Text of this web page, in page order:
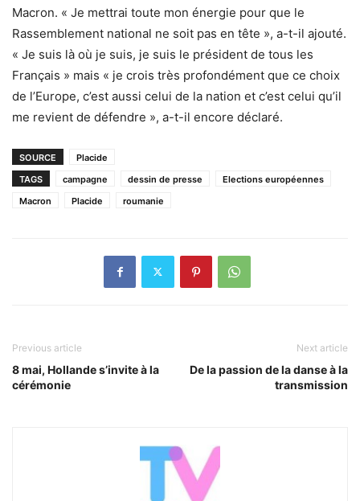
Macron. « Je mettrai toute mon énergie pour que le
Rassemblement national ne soit pas en tête », a-t-il ajouté.
« Je suis là où je suis, je suis le président de tous les
Français » mais « je crois très profondément que ce choix
de l’Europe, c’est aussi celui de la nation et c’est celui qu’il
me revient de défendre », a-t-il encore déclaré.
SOURCE
Placide
TAGS
campagne dessin de presse
Elections européennes
Macron
Placide roumanie
Previous article
8 mai, Hollande s’invite à la
cérémonie
Next article
De la passion de la danse à la
transmission